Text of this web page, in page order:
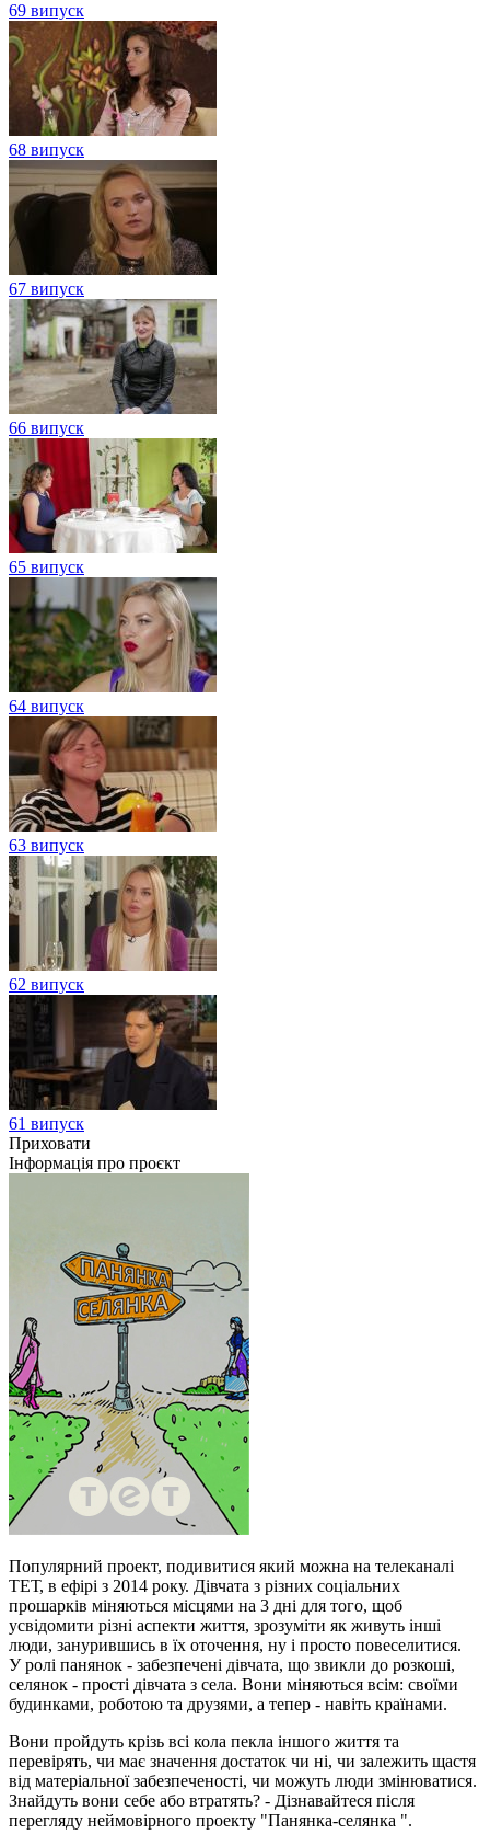
69 випуск
68 випуск
67 випуск
66 випуск
65 випуск
64 випуск
63 випуск
62 випуск
61 випуск
Приховати
Інформація про проєкт
Популярний проект, подивитися який можна на телеканалі
ТЕТ, в ефірі з 2014 року. Дівчата з різних соціальних
прошарків міняються місцями на 3 дні для того, щоб
усвідомити різні аспекти життя, зрозуміти як живуть інші
люди, занурившись в їх оточення, ну і просто повеселитися.
У ролі панянок - забезпечені дівчата, що звикли до розкоші,
селянок - прості дівчата з села. Вони міняються всім: своїми
будинками, роботою та друзями, а тепер - навіть країнами.
Вони пройдуть крізь всі кола пекла іншого життя та
перевірять, чи має значення достаток чи ні, чи залежить щастя
від матеріальної забезпеченості, чи можуть люди змінюватися.
Знайдуть вони себе або втратять? - Дізнавайтеся після
перегляду неймовірного проекту "Панянка-селянка ".